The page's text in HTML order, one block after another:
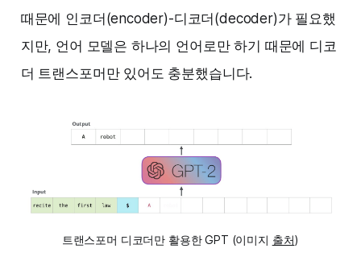
때문에 인코더(encoder)-디코더(decoder)가 필요했
지만, 언어 모델은 하나의 언어로만 하기 때문에 디코
더 트랜스포머만 있어도 충분했습니다.
트랜스포머 디코더만 활용한 GPT (이미지 출처)